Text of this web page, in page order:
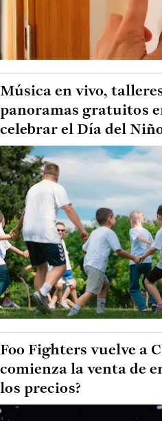
Música en vivo,
panoramas gratuitos
celebrar el Día del
Foo Fighters vuelve a
comienza la venta de
los precios?